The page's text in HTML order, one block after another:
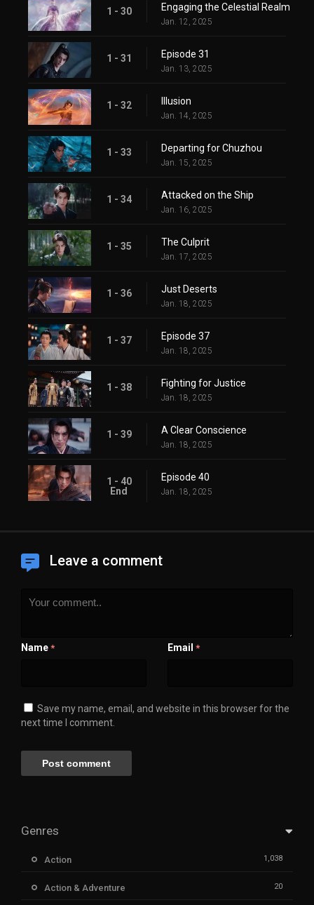
1 - 30 Engaging the Celestial Realm
Jan. 12, 2025
1 - 31 Episode 31
Jan. 13, 2025
1 - 32 Illusion
Jan. 14, 2025
1 - 33 Departing for Chuzhou
Jan. 15, 2025
1 - 34 Attacked on the Ship
Jan. 16, 2025
1 - 35 The Culprit
Jan. 17, 2025
1 - 36 Just Deserts
Jan. 18, 2025
1 - 37 Episode 37
Jan. 18, 2025
1 - 38 Fighting for Justice
Jan. 18, 2025
1 - 39 A Clear Conscience
Jan. 18, 2025
1 - 40
End
Episode 40
Jan. 18, 2025
Leave a comment
Name * Email *
Save my name, email, and website in this browser for the
next time I comment.
Genres
Action 1,038
Action & Adventure 20